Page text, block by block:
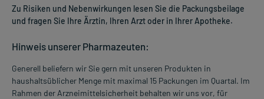
Zu Risiken und Nebenwirkungen lesen Sie die Packungsbeilage
und fragen Sie Ihre Ärztin, Ihren Arzt oder in Ihrer Apotheke.
Hinweis unserer Pharmazeuten:
Generell beliefern wir Sie gern mit unseren Produkten in
haushaltsüblicher Menge mit maximal 15 Packungen im Quartal. Im
Rahmen der Arzneimittelsicherheit behalten wir uns vor, für